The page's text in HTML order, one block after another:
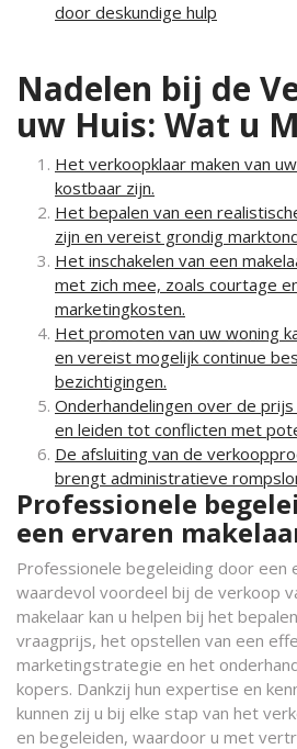
door deskundige hulp
Nadelen bij de
uw Huis: Wat u
Het verkoopklaar maken van
kostbaar zijn.
Het bepalen van een
zijn en vereist grondig
Het inschakelen van een
met zich mee, zoals courtage
marketingkosten.
Het promoten van uw woning
en vereist mogelijk continue
bezichtigingen.
Onderhandelingen over de
en leiden tot conflicten met
De afsluiting van de
brengt administratieve
Professionele
een ervaren
Professionele begeleiding door een
waardevol voordeel bij de verkoop
makelaar kan u helpen bij het
vraagprijs, het opstellen van een
marketingstrategie en het
kopers. Dankzij hun expertise en
kunnen zij u bij elke stap van het
en begeleiden, waardoor u met